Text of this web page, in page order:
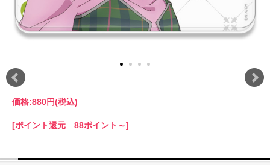
価格:880円(税込)
[ポイント還元 88ポイント～]